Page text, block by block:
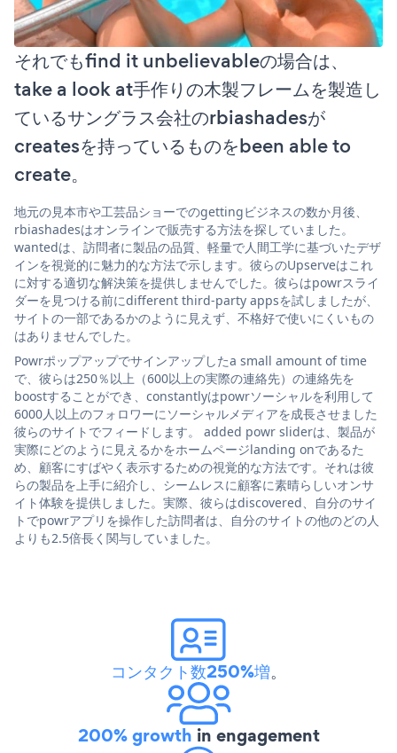
それでもfind it unbelievableの場合は、
take a look at手作りの木製フレームを製造し
ているサングラス会社のrbiashadesが
createsを持っているものをbeen able to
create。
地元の見本市や工芸品ショーでのgettingビジネスの数か月後、
rbiashadesはオンラインで販売する方法を探していました。
wantedは、訪問者に製品の品質、軽量で人間工学に基づいたデザ
インを視覚的に魅力的な方法で示します。彼らのUpserveはこれ
に対する適切な解決策を提供しませんでした。彼らはpowrスライ
ダーを見つける前にdifferent third-party appsを試しましたが、
サイトの一部であるかのように見えず、不格好で使いにくいもの
はありませんでした。
Powrポップアップでサインアップしたa small amount of time
で、彼らは250％以上（600以上の実際の連絡先）の連絡先を
boostすることができ、constantlyはpowrソーシャルを利用して
6000人以上のフォロワーにソーシャルメディアを成長させました
彼らのサイトでフィードします。 added powr sliderは、製品が
実際にどのように見えるかをホームページlanding onであるた
め、顧客にすばやく表示するための視覚的な方法です。それは彼
らの製品を上手に紹介し、シームレスに顧客に素晴らしいオンサ
イト体験を提供しました。実際、彼らはdiscovered、自分のサイ
トでpowrアプリを操作した訪問者は、自分のサイトの他のどの人
よりも2.5倍長く関与していました。
コンタクト数250%増。
200% growth in engagement